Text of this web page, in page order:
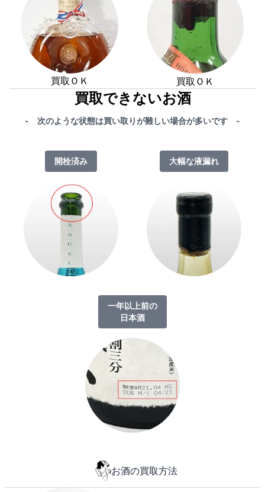
買取ＯＫ 買取ＯＫ
買取できないお酒
- 次のような状態は買い取りが難しい場合が多いです -
開栓済み 大幅な液漏れ
一年以上前の
日本酒
お酒の買取方法